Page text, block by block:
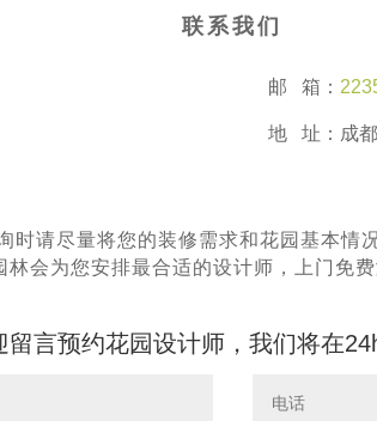
联系我们
邮 箱：
地 址：成
请尽量将您的装修需求和花园基本情
会为您安排最合适的设计师，上门免
留言预约花园设计师，我们将在